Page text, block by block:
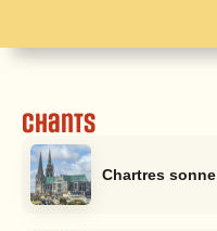
Chants
Chartres sonne